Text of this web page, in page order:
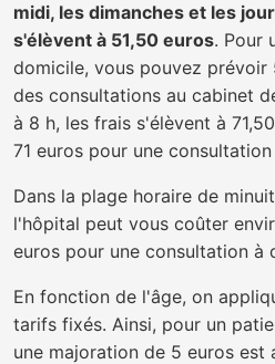
midi, les dimanches et les
s'élèvent à 51,50 euros. Pour
domicile, vous pouvez prévoir
des consultations au cabinet
à 8 h, les frais s'élèvent à
71 euros pour une
Dans la plage horaire de
l'hôpital peut vous coûter
euros pour une consultation à
En fonction de l'âge, on
tarifs fixés. Ainsi, pour un
une majoration de 5 euros est